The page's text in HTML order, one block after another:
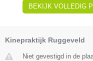
BEKIJK VOLLEDIG
Kinepraktijk Ruggeveld
Niet gevestigd in de